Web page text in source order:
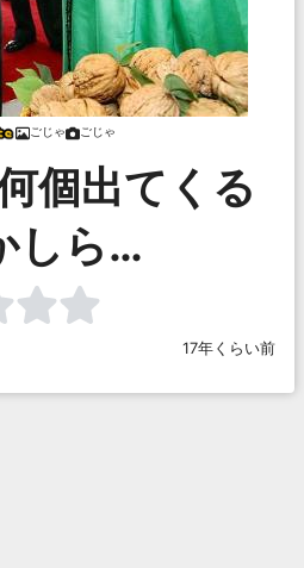
ごじゃ ごじゃ
個出てくる
しら…
17年くらい前